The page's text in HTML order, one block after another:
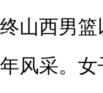
终山西男篮
年风采。